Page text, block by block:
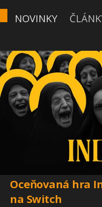
NOVINKY
Oceňovaná hra
na Switch